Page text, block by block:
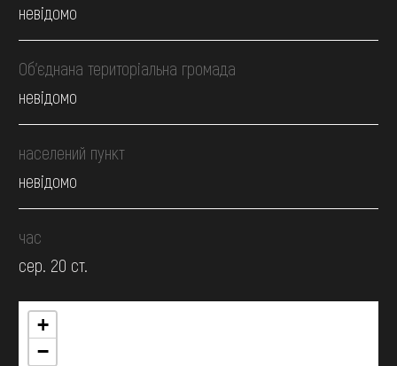
невідомо
Об’єднана територіальна громада
невідомо
населений пункт
невідомо
час
сер. 20 ст.
+
−